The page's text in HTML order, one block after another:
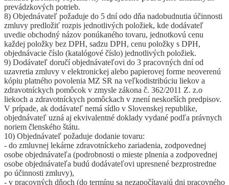
prevádzkových potrieb.
8) Objednávateľ požaduje do 5 dní odo dňa nadobudnutia účinnosti
zmluvy predložiť rozpis jednotlivých položiek, kde dodávateľ
uvedie obchodný názov ponúkaného tovaru, jednotkovú cenu
každej položky bez DPH, sadzu DPH, cenu položky s DPH,
objednávacie číslo (katalógové číslo) jednotlivých položiek.
9) Dodávateľ doručí objednávateľovi do 3 pracovných dní od
uzavretia zmluvy v elektronickej alebo papierovej forme neoverenú
kópiu platného povolenia MZ SR na veľkodistribúciu liekov a
zdravotníckych pomôcok v zmysle zákona č. 362/2011 Z. z.o
liekoch a zdravotníckych pomôckach v znení neskorších predpisov.
V prípade, ak dodávateľ nemá sídlo v Slovenskej republike,
objednávateľ uzná aj ekvivalentné doklady vydané podľa právnych
noriem členského štátu.
10) Objednávateľ požaduje dodanie tovaru:
- do zmluvnej lekárne zdravotníckeho zariadenia, zodpovednej
osobe objednávateľa (podrobnosti o mieste plnenia a zodpovednej
osobe objednávateľa budú dodávateľovi upresnené bezprostredne
po účinnosti zmluvy),
- v pracovných dňoch (do termínu sa nezapočítavajú dni pracovného